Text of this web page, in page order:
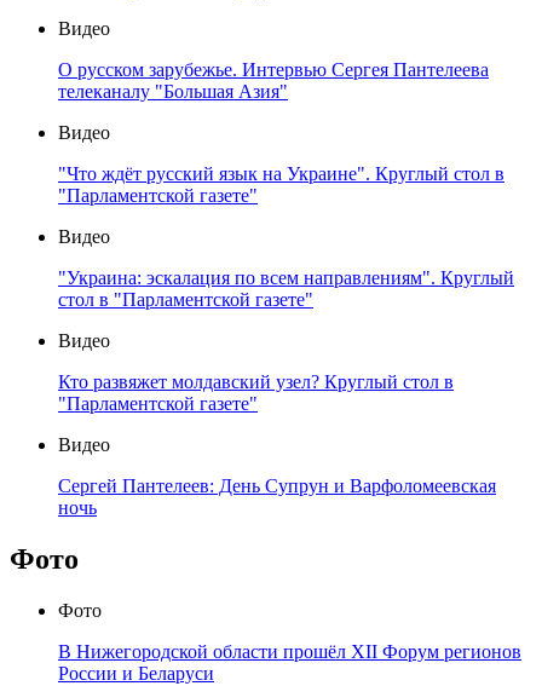
Видео
О русском зарубежье. Интервью Сергея Пантелеева
телеканалу "Большая Азия"
Видео
"Что ждёт русский язык на Украине". Круглый стол в
"Парламентской газете"
Видео
"Украина: эскалация по всем направлениям". Круглый
стол в "Парламентской газете"
Видео
Кто развяжет молдавский узел? Круглый стол в
"Парламентской газете"
Видео
Сергей Пантелеев: День Супрун и Варфоломеевская
ночь
Фото
Фото
В Нижегородской области прошёл XII Форум регионов
России и Беларуси